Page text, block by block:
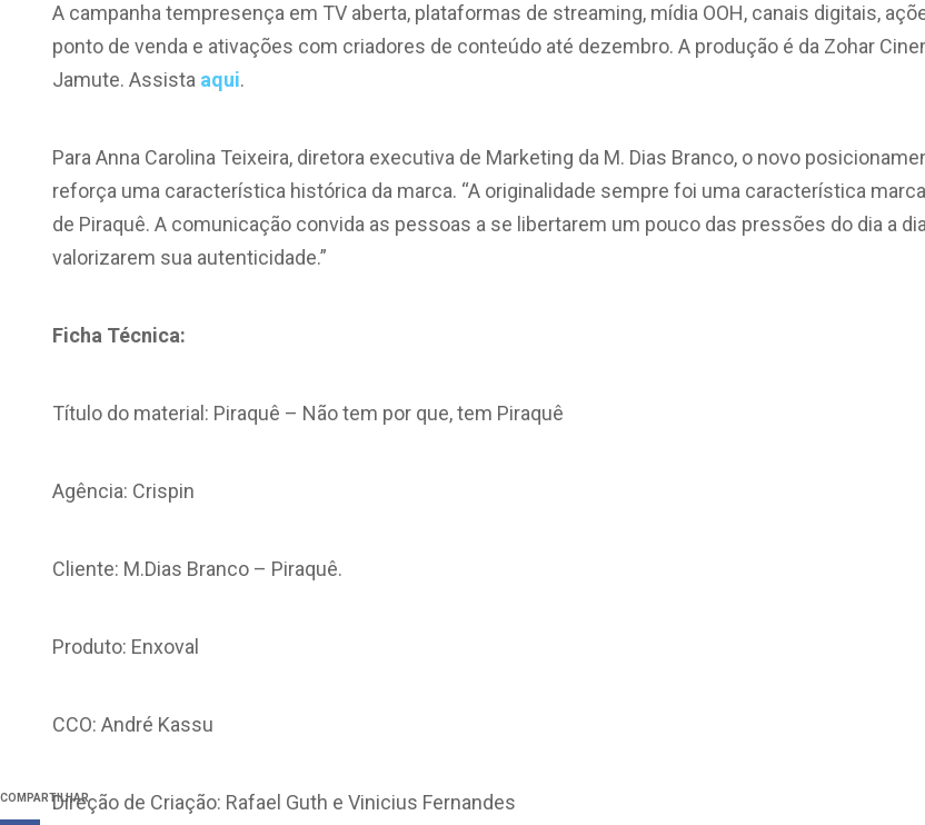
COMPARTILHAR
A campanha tempresença em TV aberta, plataformas de streaming, mídia OOH, canais digitais,
ponto de venda e ativações com criadores de conteúdo até dezembro. A produção é da Zohar
Jamute. Assista aqui.
Para Anna Carolina Teixeira, diretora executiva de Marketing da M. Dias Branco, o novo
reforça uma característica histórica da marca. “A originalidade sempre foi uma característica
de Piraquê. A comunicação convida as pessoas a se libertarem um pouco das pressões do dia a
valorizarem sua autenticidade.”
Ficha Técnica:
Título do material: Piraquê – Não tem por que, tem Piraquê
Agência: Crispin
Cliente: M.Dias Branco – Piraquê.
Produto: Enxoval
CCO: André Kassu
Direção de Criação: Rafael Guth e Vinicius Fernandes